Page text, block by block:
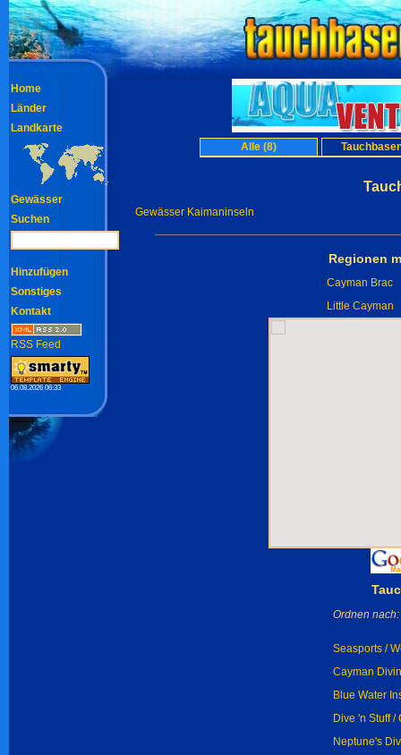
Alle (8)
Gewässer Kaimaninseln
Regionen
Cayman Brac
Little Cayman
Ordnen nach:
Seasports /
Cayman
Blue Water
Dive 'n Stuff /
Neptune's
Home
Länder
Landkarte
Gewässer
Suchen
Hinzufügen
Sonstiges
Kontakt
RSS Feed
06.08.2026 06:33